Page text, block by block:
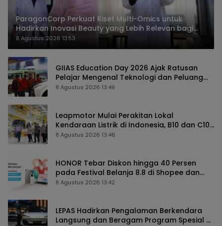
ParagonCorp Perkuat Riset Multi-Omics untuk
Hadirkan Inovasi Beauty yang Lebih Relevan bagi
Masyarakat Indonesia
8 Agustus 2026 13:53
GIIAS Education Day 2026 Ajak Ratusan
Pelajar Mengenal Teknologi dan Peluang
Karier Industri Otomotif
8 Agustus 2026 13:49
Leapmotor Mulai Perakitan Lokal
Kendaraan Listrik di Indonesia, B10 dan C10
Jadi Model Perdana
8 Agustus 2026 13:46
HONOR Tebar Diskon hingga 40 Persen
pada Festival Belanja 8.8 di Shopee dan
TikTok Shop
8 Agustus 2026 13:42
LEPAS Hadirkan Pengalaman Berkendara
Langsung dan Beragam Program Spesial di